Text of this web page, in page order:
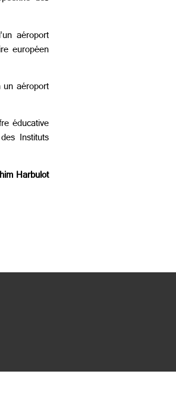
aéroport
européen
aéroport
éducative
Instituts
Harbulot